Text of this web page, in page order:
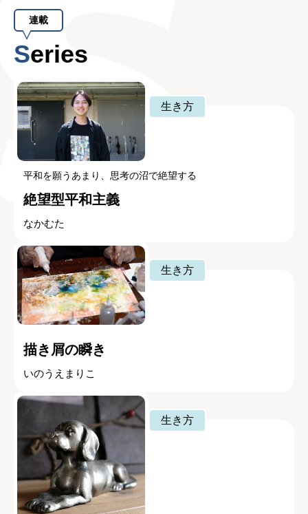
連載
Series
生き方
平和を願うあまり、思考の沼で絶望する
絶望型平和主義
なかむた
生き方
描き屑の瞬き
いのうえまりこ
生き方